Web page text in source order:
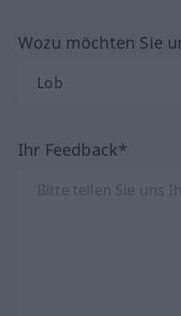
Wozu möchten Sie
Ihr Feedback*